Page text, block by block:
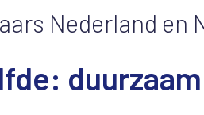
Nederland en